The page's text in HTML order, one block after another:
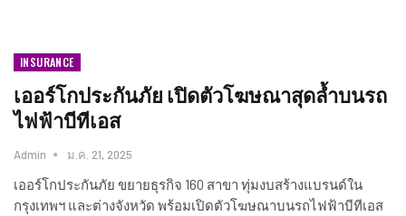
INSURANCE​
เออร์โกประกันภัย เปิดตัวโฆษณาสุดล้ำบนรถ
ไฟฟ้าบีทีเอส
Admin ม.ค. 21, 2025
เออร์โกประกันภัย ขยายธุรกิจ 160 สาขา ทุ่มงบสร้างแบรนด์ใน
กรุงเทพฯ และต่างจังหวัด พร้อมเปิดตัวโฆษณาบนรถไฟฟ้าบีทีเอส